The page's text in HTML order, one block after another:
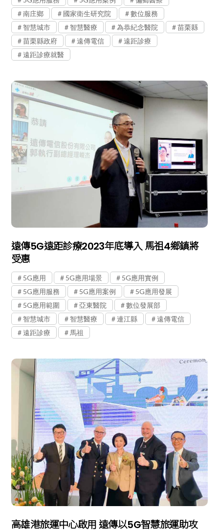
南庄鄉
國家衛生研究院
數位服務
智慧城市
智慧醫療 為恭紀念醫院
苗栗縣
苗栗縣政府
遠傳電信
遠距診療
遠距診療就醫
遠傳5G遠距診療2023年底導入 馬祖4鄉鎮將
受惠
5G應用 5G應用場景
5G應用實例
5G應用服務
5G應用案例
5G應用發展
5G應用範圍
亞東醫院
數位發展部
智慧城市
智慧醫療 連江縣
遠傳電信
遠距診療
馬祖
高雄港旅運中心啟用 遠傳以5G智慧旅運助攻